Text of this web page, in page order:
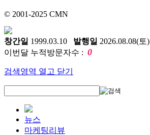
© 2001-2025 CMN
창간일 1999.03.10 발행일 2026.08.08(토)
이번달 누적방문자수 : 0
검색영역 열고 닫기
뉴스
마케팅리뷰